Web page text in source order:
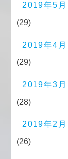
2019年5月
(29)
2019年4月
(29)
2019年3月
(28)
2019年2月
(26)